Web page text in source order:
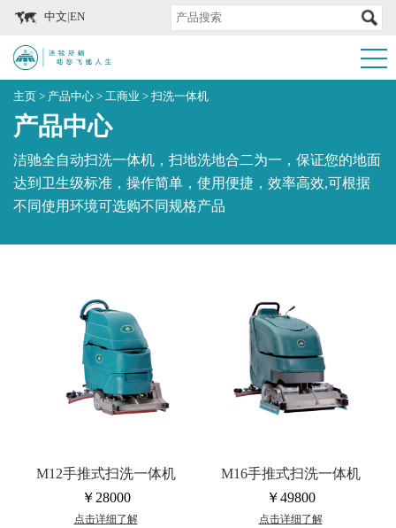
中文|EN
主页 > 产品中心 > 工商业 > 扫洗一体机
产品中心
洁驰全自动扫洗一体机，扫地洗地合二为一，保证您的地面
达到卫生级标准，操作简单，使用便捷，效率高效,可根据
不同使用环境可选购不同规格产品
M12手推式扫洗一体机
￥28000
点击详细了解
M16手推式扫洗一体机
￥49800
点击详细了解